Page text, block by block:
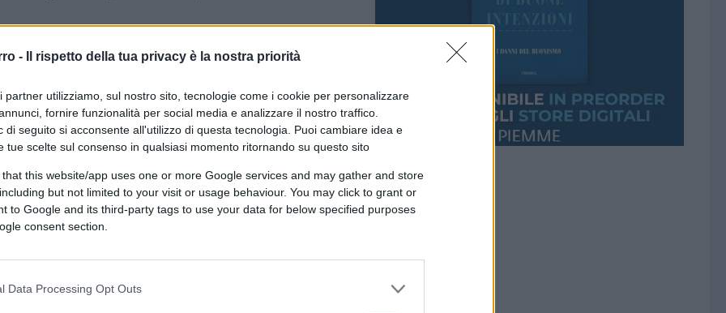
- Il rispetto della tua privacy è la nostra priorità
partner utilizziamo, sul nostro sito, tecnologie come i cookie per personalizzare
fornire funzionalità per social media e analizzare il nostro traffico.
di seguito si acconsente all'utilizzo di questa tecnologia. Puoi cambiare idea e
tue scelte sul consenso in qualsiasi momento ritornando su questo sito
that this website/app uses one or more Google services and may gather and store
but not limited to your visit or usage behaviour. You may click to grant or
to Google and its third-party tags to use your data for below specified purposes
consent section.
Data Processing Opt Outs
trovare nel web. Basta scrivere un
riguardi direttamente o indirettamente la
nei commenti, non hanno senso
che “non conti niente” e facendoti
pronto a tagliartela. Sono
prima ti dicevano che Erdogan era il
ti spiegano che Putin è l’unica vera
allora l’Iran diventa “la grande Persia
americana. E pazienza che sia proprio
millenario, ad aver imposto per primo il
resta sempre un alleato… contro il